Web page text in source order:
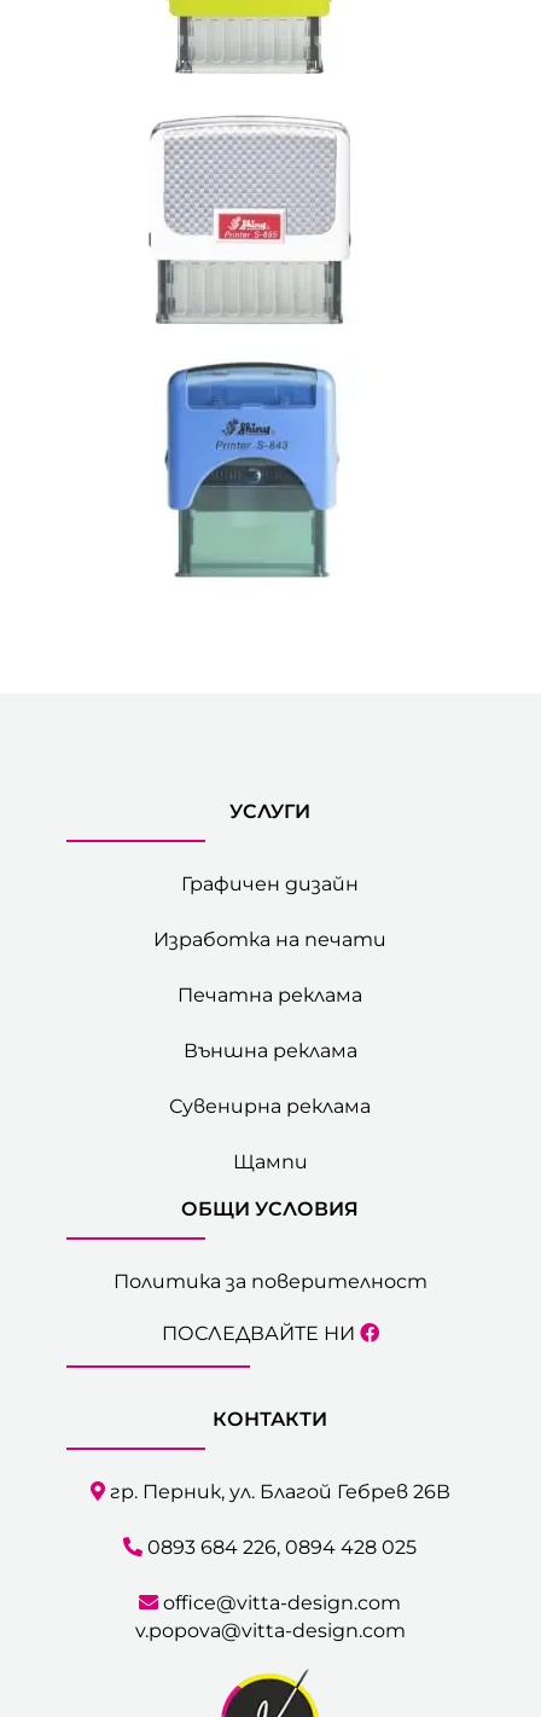
УСЛУГИ
Графичен дизайн
Изработка на печати
Печатна реклама
Външна реклама
Сувенирна реклама
Щампи
ОБЩИ УСЛОВИЯ
Политика за поверителност
ПОСЛЕДВАЙТЕ НИ
КОНТАКТИ
гр. Перник, ул. Благой Гебрев 26В
0893 684 226,0894 428 025
office@vitta-design.com
v.popova@vitta-design.com